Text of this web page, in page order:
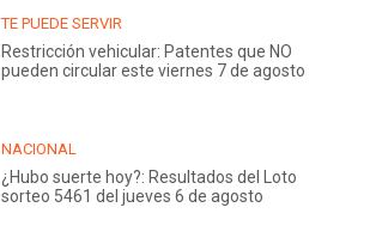
TE PUEDE SERVIR
Restricción vehicular: Patentes que NO
pueden circular este viernes 7 de agosto
NACIONAL
¿Hubo suerte hoy?: Resultados del Loto
sorteo 5461 del jueves 6 de agosto